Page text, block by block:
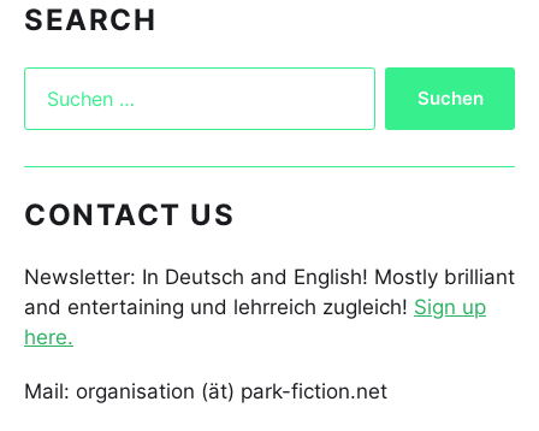
SEARCH
CONTACT US
Newsletter: In Deutsch and English! Mostly brilliant
and entertaining und lehrreich zugleich! Sign up
here.
Mail: organisation (ät) park-fiction.net